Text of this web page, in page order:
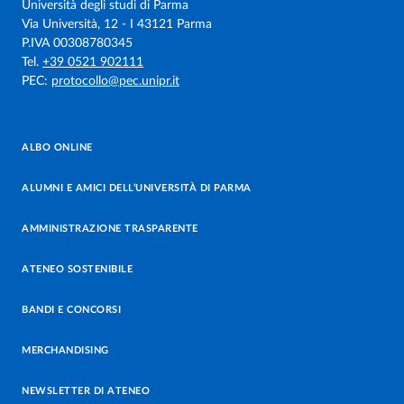
Università degli studi di Parma
Via Università, 12 - I 43121 Parma
P.IVA 00308780345
Tel. +39 0521 902111
PEC: protocollo@pec.unipr.it
ALBO ONLINE
ALUMNI E AMICI DELL’UNIVERSITÀ DI PARMA
AMMINISTRAZIONE TRASPARENTE
ATENEO SOSTENIBILE
BANDI E CONCORSI
MERCHANDISING
NEWSLETTER DI ATENEO